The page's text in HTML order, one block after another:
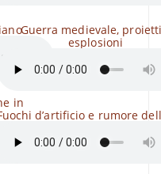
in
Guerra medievale,
esplosioni
d’artificio e rumore